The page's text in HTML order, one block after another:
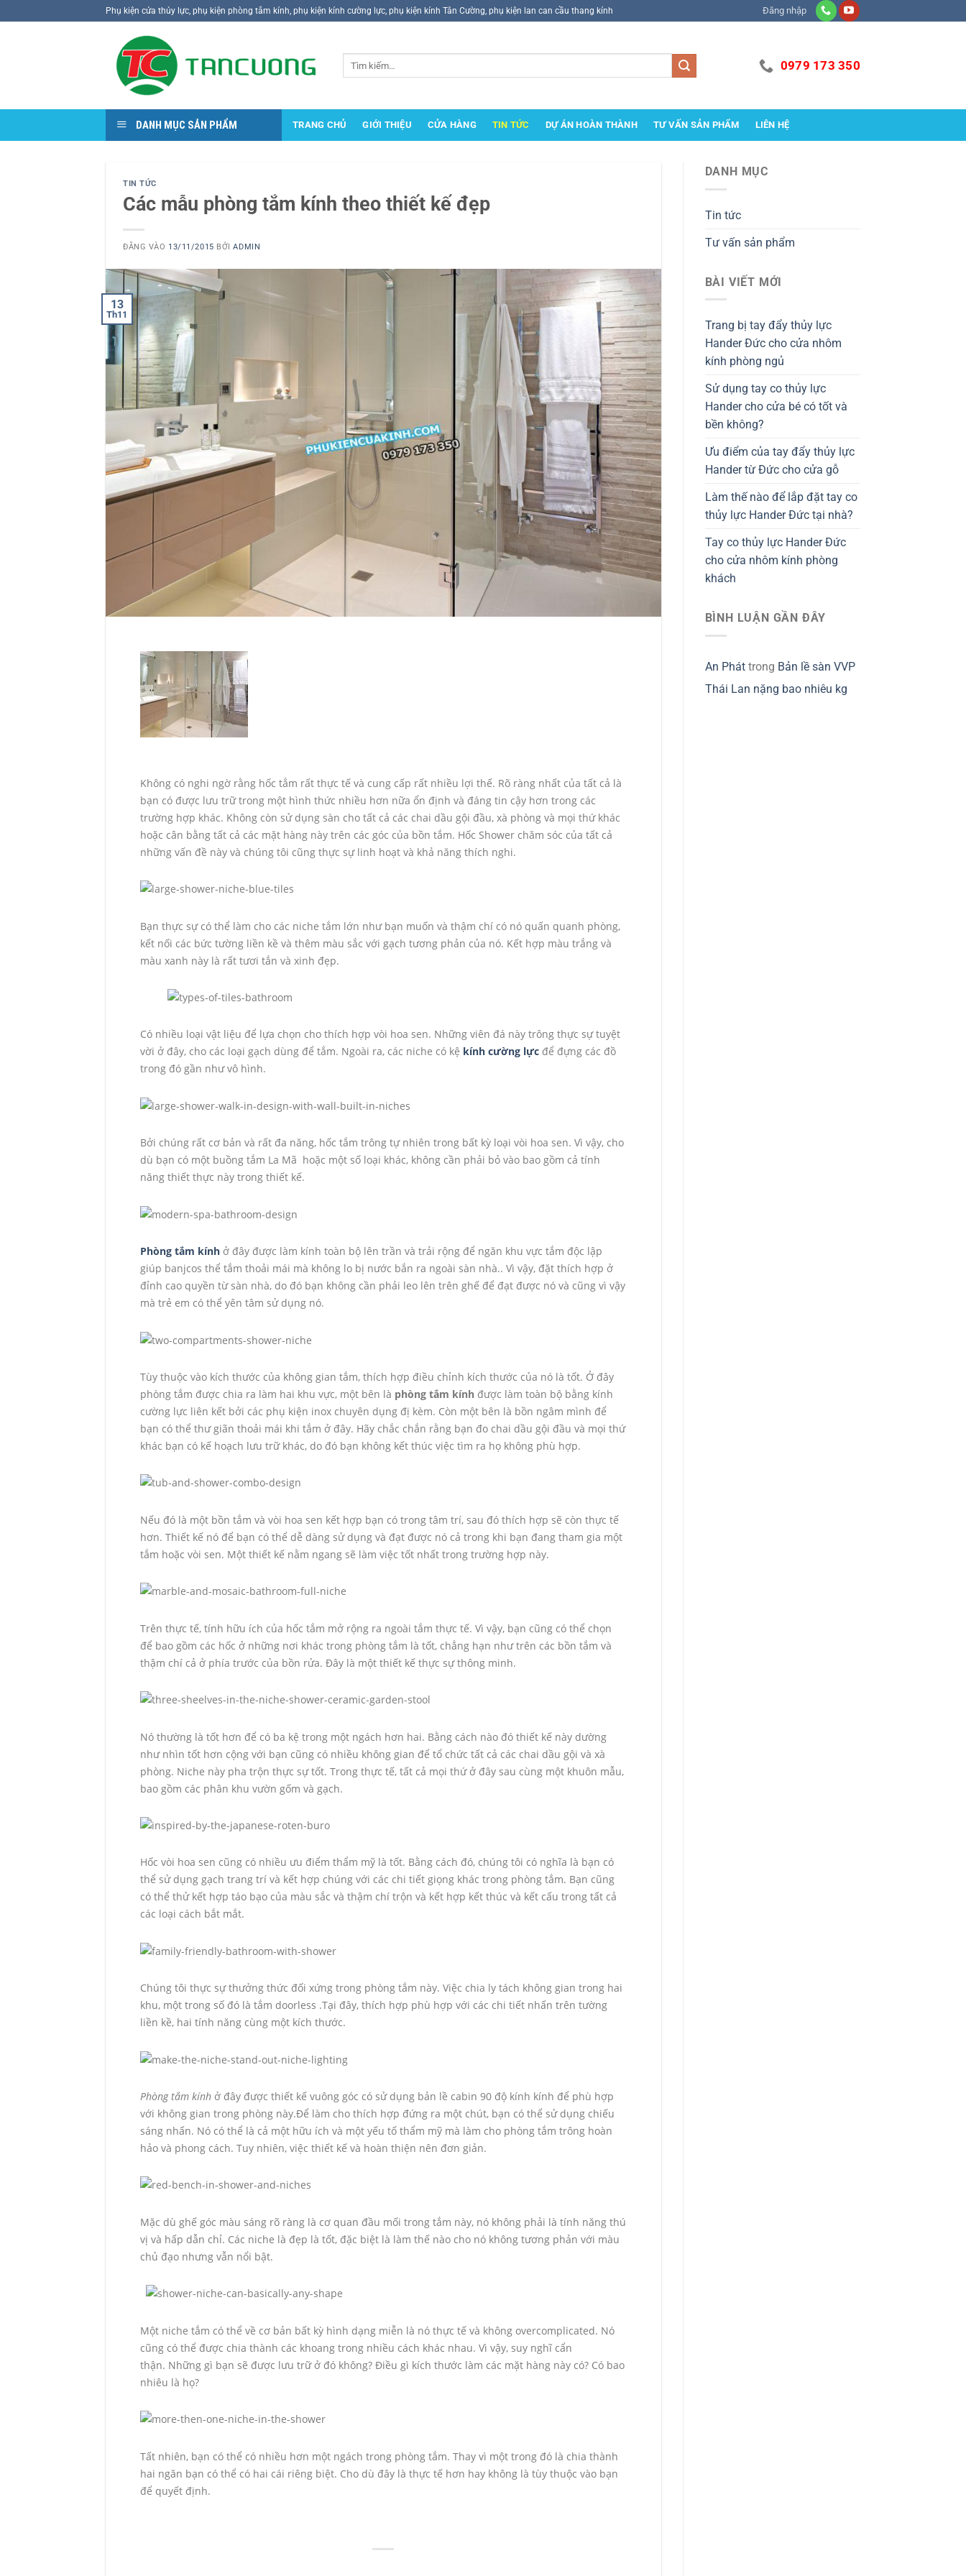
qua
Phụ kiện cửa thủy lực, phụ kiện phòng tắm kính, phụ kiện kính cường lực, phụ kiện kính Tân Cường, phụ kiện lan can cầu thang kính Đăng nhập
0979 173 350
DANH MỤC SẢN PHẨM TRANG CHỦ GIỚI THIỆU CỬA HÀNG TIN TỨC DỰ ÁN HOÀN THÀNH TƯ VẤN SẢN PHẨM LIÊN HỆ
TIN TỨC
Các mẫu phòng tắm kính theo thiết kế đẹp
ĐĂNG VÀO 13/11/2015 BỞIADMIN
13
Th11
Không có nghi ngờ rằng hốc tắm rất thực tế và cung cấp rất nhiều lợi thế. Rõ ràng nhất của tất cả là
bạn có được lưu trữ trong một hình thức nhiều hơn nữa ổn định và đáng tin cậy hơn trong các
trường hợp khác. Không còn sử dụng sàn cho tất cả các chai dầu gội đầu, xà phòng và mọi thứ khác
hoặc cân bằng tất cả các mặt hàng này trên các góc của bồn tắm. Hốc Shower chăm sóc của tất cả
những vấn đề này và chúng tôi cũng thực sự linh hoạt và khả năng thích nghi.
Bạn thực sự có thể làm cho các niche tắm lớn như bạn muốn và thậm chí có nó quấn quanh phòng,
kết nối các bức tường liền kề và thêm màu sắc với gạch tương phản của nó. Kết hợp màu trắng và
màu xanh này là rất tươi tắn và xinh đẹp.
Có nhiều loại vật liệu để lựa chọn cho thích hợp vòi hoa sen. Những viên đá này trông thực sự tuyệt
vời ở đây, cho các loại gạch dùng để tắm. Ngoài ra, các niche có kệ kính cường lực để đựng các đồ
trong đó gần như vô hình.
Bởi chúng rất cơ bản và rất đa năng, hốc tắm trông tự nhiên trong bất kỳ loại vòi hoa sen. Vì vậy, cho
dù bạn có một buồng tắm La Mã hoặc một số loại khác, không cần phải bỏ vào bao gồm cả tính
năng thiết thực này trong thiết kế.
Phòng tắm kính ở đây được làm kính toàn bộ lên trần và trải rộng để ngăn khu vực tắm độc lập
giúp banjcos thể tắm thoải mái mà không lo bị nước bắn ra ngoài sàn nhà.. Vì vậy, đặt thích hợp ở
đỉnh cao quyền từ sàn nhà, do đó bạn không cần phải leo lên trên ghế để đạt được nó và cũng vì vậy
mà trẻ em có thể yên tâm sử dụng nó.
Tùy thuộc vào kích thước của không gian tắm, thích hợp điều chỉnh kích thước của nó là tốt. Ở đây
phòng tắm được chia ra làm hai khu vực, một bên là phòng tắm kính được làm toàn bộ bằng kính
cường lực liên kết bởi các phụ kiện inox chuyên dụng đị kèm. Còn một bên là bồn ngâm mình để
bạn có thể thư giãn thoải mái khi tắm ở đây. Hãy chắc chắn rằng bạn đo chai dầu gội đầu và mọi thứ
khác bạn có kế hoạch lưu trữ khác, do đó bạn không kết thúc việc tìm ra họ không phù hợp.
Nếu đó là một bồn tắm và vòi hoa sen kết hợp bạn có trong tâm trí, sau đó thích hợp sẽ còn thực tế
hơn. Thiết kế nó để bạn có thể dễ dàng sử dụng và đạt được nó cả trong khi bạn đang tham gia một
tắm hoặc vòi sen. Một thiết kế nằm ngang sẽ làm việc tốt nhất trong trường hợp này.
Trên thực tế, tính hữu ích của hốc tắm mở rộng ra ngoài tắm thực tế. Vì vậy, bạn cũng có thể chọn
để bao gồm các hốc ở những nơi khác trong phòng tắm là tốt, chẳng hạn như trên các bồn tắm và
thậm chí cả ở phía trước của bồn rửa. Đây là một thiết kế thực sự thông minh.
Nó thường là tốt hơn để có ba kệ trong một ngách hơn hai. Bằng cách nào đó thiết kế này dường
như nhìn tốt hơn cộng với bạn cũng có nhiều không gian để tổ chức tất cả các chai dầu gội và xà
phòng. Niche này pha trộn thực sự tốt. Trong thực tế, tất cả mọi thứ ở đây sau cùng một khuôn mẫu,
bao gồm các phân khu vườn gốm và gạch.
Hốc vòi hoa sen cũng có nhiều ưu điểm thẩm mỹ là tốt. Bằng cách đó, chúng tôi có nghĩa là bạn có
thể sử dụng gạch trang trí và kết hợp chúng với các chi tiết giọng khác trong phòng tắm. Bạn cũng
có thể thử kết hợp táo bạo của màu sắc và thậm chí trộn và kết hợp kết thúc và kết cấu trong tất cả
các loại cách bắt mắt.
Chúng tôi thực sự thưởng thức đối xứng trong phòng tắm này. Việc chia ly tách không gian trong hai
khu, một trong số đó là tắm doorless .Tại đây, thích hợp phù hợp với các chi tiết nhấn trên tường
liền kề, hai tính năng cùng một kích thước.
Phòng tắm kính ở đây được thiết kế vuông góc có sử dụng bản lề cabin 90 độ kính kính để phù hợp
với không gian trong phòng này.Để làm cho thích hợp đứng ra một chút, bạn có thể sử dụng chiếu
sáng nhấn. Nó có thể là cả một hữu ích và một yếu tố thẩm mỹ mà làm cho phòng tắm trông hoàn
hảo và phong cách. Tuy nhiên, việc thiết kế và hoàn thiện nên đơn giản.
Mặc dù ghế góc màu sáng rõ ràng là cơ quan đầu mối trong tắm này, nó không phải là tính năng thú
vị và hấp dẫn chỉ. Các niche là đẹp là tốt, đặc biệt là làm thế nào cho nó không tương phản với màu
chủ đạo nhưng vẫn nổi bật.
Một niche tắm có thể về cơ bản bất kỳ hình dạng miễn là nó thực tế và không overcomplicated. Nó
cũng có thể được chia thành các khoang trong nhiều cách khác nhau. Vì vậy, suy nghĩ cẩn
thận. Những gì bạn sẽ được lưu trữ ở đó không? Điều gì kích thước làm các mặt hàng này có? Có bao
nhiêu là họ?
Tất nhiên, bạn có thể có nhiều hơn một ngách trong phòng tắm. Thay vì một trong đó là chia thành
hai ngăn bạn có thể có hai cái riêng biệt. Cho dù đây là thực tế hơn hay không là tùy thuộc vào bạn
để quyết định.
DANH MỤC
Tin tức
Tư vấn sản phẩm
BÀI VIẾT MỚI
Trang bị tay đẩy thủy lực
Hander Đức cho cửa nhôm
kính phòng ngủ
Sử dụng tay co thủy lực
Hander cho cửa bé có tốt và
bền không?
Ưu điểm của tay đẩy thủy lực
Hander từ Đức cho cửa gỗ
Làm thế nào để lắp đặt tay co
thủy lực Hander Đức tại nhà?
Tay co thủy lực Hander Đức
cho cửa nhôm kính phòng
khách
BÌNH LUẬN GẦN ĐÂY
An Pháttrong Bản lề sàn VVP
Thái Lan nặng bao nhiêu kg